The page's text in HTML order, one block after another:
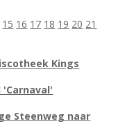
15 16 17 18 19 20 21
Kings
'Carnaval'
Steenweg naar